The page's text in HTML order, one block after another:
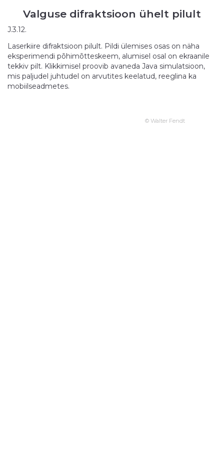
Valguse difraktsioon ühelt pilult
J.3.12.
Laserkiire difraktsioon pilult. Pildi ülemises osas on näha
eksperimendi põhimõtteskeem, alumisel osal on ekraanile
tekkiv pilt. Klikkimisel proovib avaneda Java simulatsioon,
mis paljudel juhtudel on arvutites keelatud, reeglina ka
mobiilseadmetes.
© Walter Fendt